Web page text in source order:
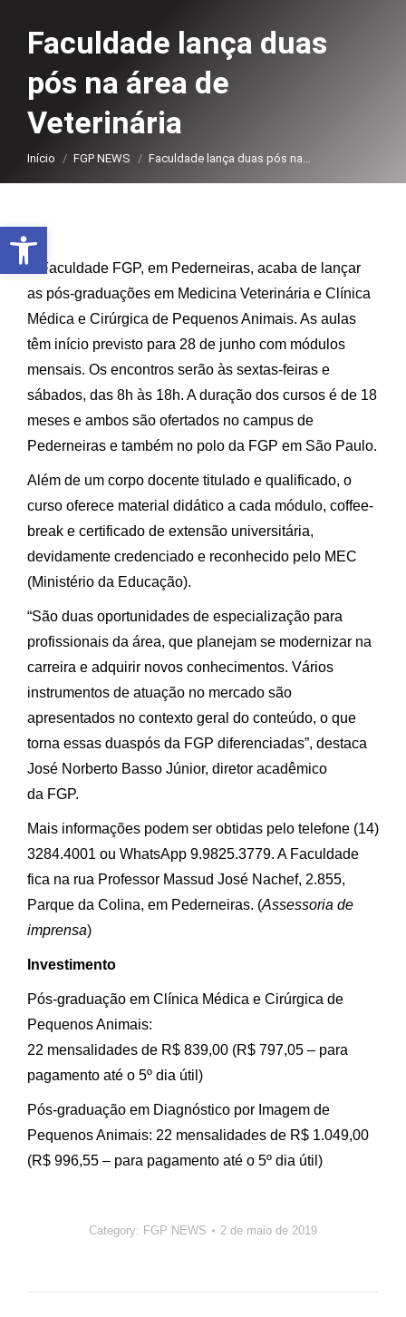
Faculdade lança duas
pós na área de
Veterinária
Você está aqui:
Início FGP NEWS Faculdade lança duas pós na…
A Faculdade FGP, em Pederneiras, acaba de lançar
as pós-graduações em Medicina Veterinária e Clínica
Médica e Cirúrgica de Pequenos Animais. As aulas
têm início previsto para 28 de junho com módulos
mensais. Os encontros serão às sextas-feiras e
sábados, das 8h às 18h. A duração dos cursos é de 18
meses e ambos são ofertados no campus de
Pederneiras e também no polo da FGP em São Paulo.
Além de um corpo docente titulado e qualificado, o
curso oferece material didático a cada módulo, coffee-
break e certificado de extensão universitária,
devidamente credenciado e reconhecido pelo MEC
(Ministério da Educação).
“São duas oportunidades de especialização para
profissionais da área, que planejam se modernizar na
carreira e adquirir novos conhecimentos. Vários
instrumentos de atuação no mercado são
apresentados no contexto geral do conteúdo, o que
torna essas duaspós da FGP diferenciadas”, destaca
José Norberto Basso Júnior, diretor acadêmico
da FGP.
Mais informações podem ser obtidas pelo telefone (14)
3284.4001 ou WhatsApp 9.9825.3779. A Faculdade
fica na rua Professor Massud José Nachef, 2.855,
Parque da Colina, em Pederneiras. (Assessoria de
imprensa)
Investimento
Pós-graduação em Clínica Médica e Cirúrgica de
Pequenos Animais:
22 mensalidades de R$ 839,00 (R$ 797,05 – para
pagamento até o 5º dia útil)
Pós-graduação em Diagnóstico por Imagem de
Pequenos Animais: 22 mensalidades de R$ 1.049,00
(R$ 996,55 – para pagamento até o 5º dia útil)
Category: FGP NEWS 2 de maio de 2019
Abrir a barra de ferramentas